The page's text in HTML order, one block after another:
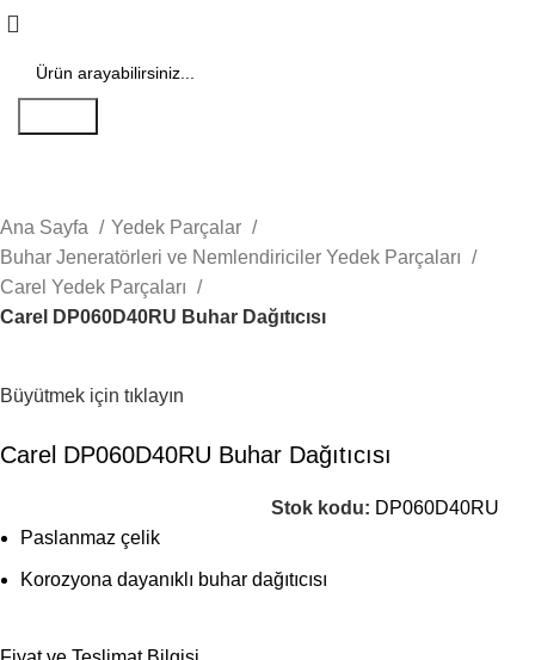
Ana Sayfa
Yedek Parçalar
Buhar Jeneratörleri ve Nemlendiriciler Yedek Parçaları
Carel Yedek Parçaları
Carel DP060D40RU Buhar Dağıtıcısı
Büyütmek için tıklayın
Carel DP060D40RU Buhar Dağıtıcısı
Stok kodu: DP060D40RU
Paslanmaz çelik
Korozyona dayanıklı buhar dağıtıcısı